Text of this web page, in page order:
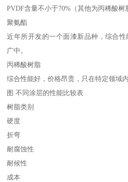
PVDF含量不小于70%（其他为丙稀酸树
聚氨酯
近年所开发的一个面漆新品种，综合
广中。
丙稀酸树脂
综合性能好，价格昂贵，只在特定领域
图 不同涂层的性能比较表
树脂类别
硬度
折弯
耐腐蚀性
耐候性
成本